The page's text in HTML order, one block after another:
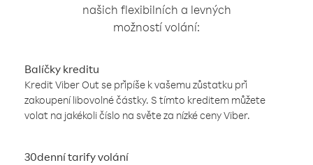
našich flexibilních a levných
možností volání:
Balíčky kreditu
Kredit Viber Out se připíše k vašemu zůstatku při
zakoupení libovolné částky. S tímto kreditem můžete
volat na jakékoli číslo na světe za nízké ceny Viber.
30denní tarify volání